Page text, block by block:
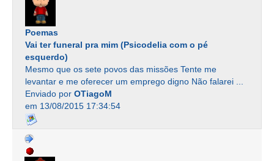
Poemas
Vai ter funeral pra mim (Psicodelia com o pé
esquerdo)
Mesmo que os sete povos das missões Tente me
levantar e me oferecer um emprego digno Não falarei ...
Enviado por OTiagoM
em 13/08/2015 17:34:54